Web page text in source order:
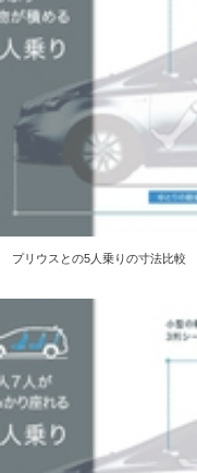
プリウスとの5人乗りの寸法比較